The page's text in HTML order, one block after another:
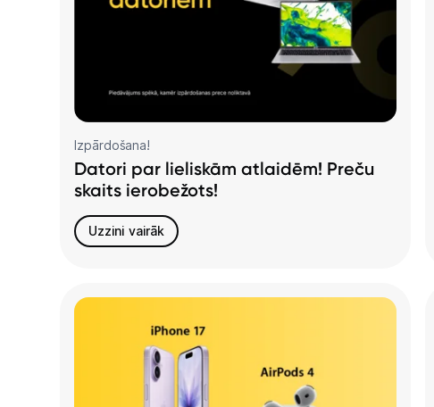
Izpārdošana!
Datori par lieliskām atlaidēm! Preču
skaits ierobežots!
Uzzini vairāk